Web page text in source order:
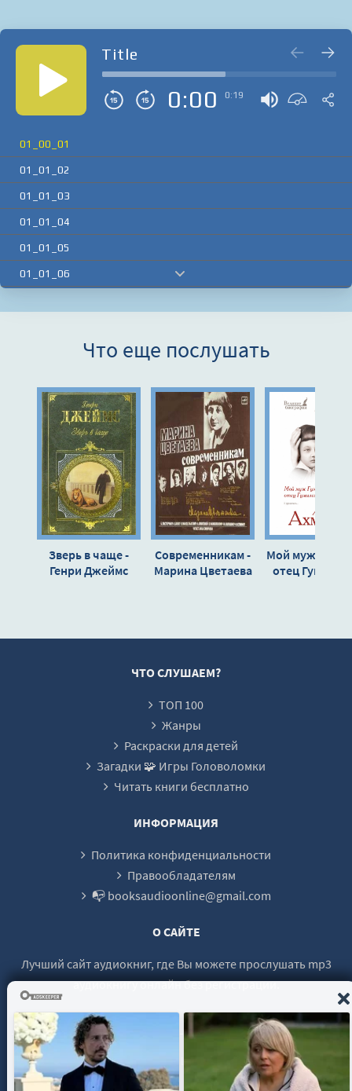
Title
0:00 0:19
01_00_01
01_01_02
01_01_03
01_01_04
01_01_05
01_01_06
01_02_04
01_02_05
01_02_06
01_03_01
01_03_02
01_03_03
01_03_04
01_04_01
02_02_02
02_02_03
02_02_04
02_02_05
02_02_06
Что еще послушать
Зверь в чаще -
Генри Джеймс
Современникам -
Марина Цветаева
Мой муж
отец
ЧТО СЛУШАЕМ?
ТОП 100
Жанры
Раскраски для детей
Загадки 🧩 Игры Головоломки
Читать книги бесплатно
ИНФОРМАЦИЯ
Политика конфиденциальности
Правообладателям
📭 booksaudioonline@gmail.com
О САЙТЕ
Лучший сайт аудиокниг, где Вы можете прослушать mp3
аудиокнигу онлайн без регистрации.
© 2021 - 2026 booksaudio-online.com Все права защищены.